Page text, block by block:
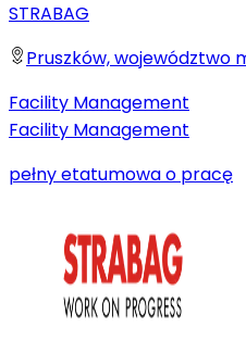
STRABAG
Pruszków, województwo
Facility Management
Facility Management
pełny etatumowa o pracę